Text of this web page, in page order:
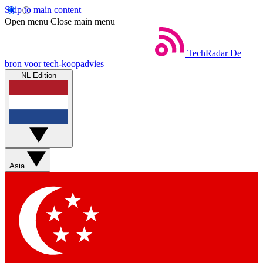
Skip to main content
Open menu Close main menu
TechRadar De
bron voor tech-koopadvies
NL Edition
Asia